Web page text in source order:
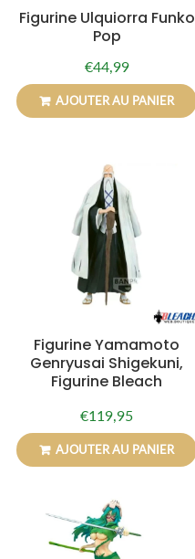
Figurine Ulquiorra Funko
Pop
Prix
régulier
€44,99€44,99
AJOUTER AU PANIER
Figurine Yamamoto
Genryusai Shigekuni,
Figurine Bleach
Prix
régulier
€119,95
AJOUTER AU PANIER